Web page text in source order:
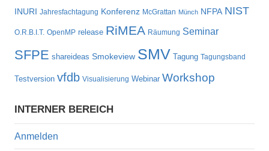
INURI Jahresfachtagung Konferenz McGrattan Münch NFPA NIST
O.R.B.I.T. OpenMP release RiMEA Räumung Seminar
SFPE shareideas Smokeview SMV Tagung Tagungsband
Testversion vfdb Visualisierung Webinar Workshop
INTERNER BEREICH
Anmelden